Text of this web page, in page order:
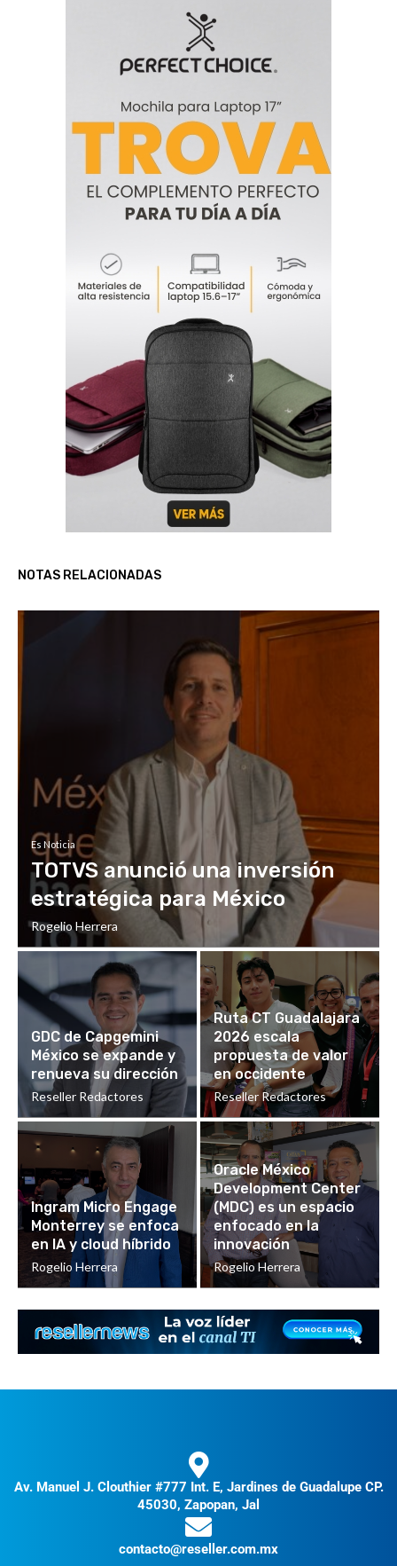
NOTAS RELACIONADAS
Es Noticia
TOTVS anunció una inversión
estratégica para México
Rogelio Herrera
GDC de Capgemini
México se expande y
renueva su dirección
Reseller Redactores
Ruta CT Guadalajara
2026 escala
propuesta de valor
en occidente
Reseller Redactores
Ingram Micro Engage
Monterrey se enfoca
en IA y cloud híbrido
Rogelio Herrera
Oracle México
Development Center
(MDC) es un espacio
enfocado en la
innovación
Rogelio Herrera
Av. Manuel J. Clouthier #777 Int. E, Jardines de Guadalupe CP.
45030, Zapopan, Jal
contacto@reseller.com.mx